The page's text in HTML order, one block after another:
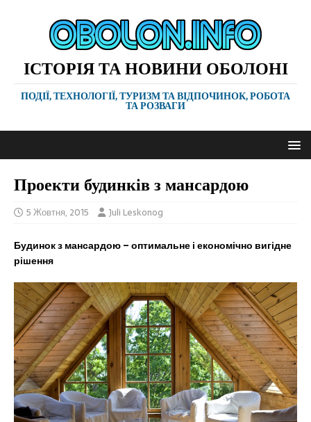
ІСТОРІЯ ТА НОВИНИ ОБОЛОНІ
ПОДІЇ, ТЕХНОЛОГІЇ, ТУРИЗМ ТА ВІДПОЧИНОК, РОБОТА
ТА РОЗВАГИ
Проекти будинків з мансардою
5 Жовтня, 2015 Juli Leskonog
Будинок з мансардою – оптимальне і економічно вигідне
рішення